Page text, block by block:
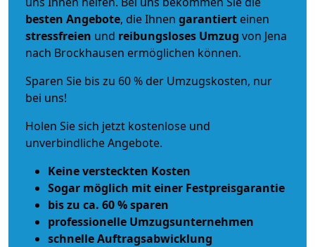
besten Angebote, die Ihnen garantiert einen
stressfreien und reibungsloses Umzug von Jena
nach Brockhausen ermöglichen können.
Sparen Sie bis zu 60 % der Umzugskosten, nur
bei uns!
Holen Sie sich jetzt kostenlose und
unverbindliche Angebote.
Keine versteckten Kosten
Sogar möglich mit einer Festpreisgarantie
bis zu ca. 60 % sparen
professionelle Umzugsunternehmen
schnelle Auftragsabwicklung